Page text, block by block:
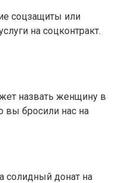
соцзащиты или
на соцконтракт.
назвать женщину в
вы бросили нас на
солидный донат на